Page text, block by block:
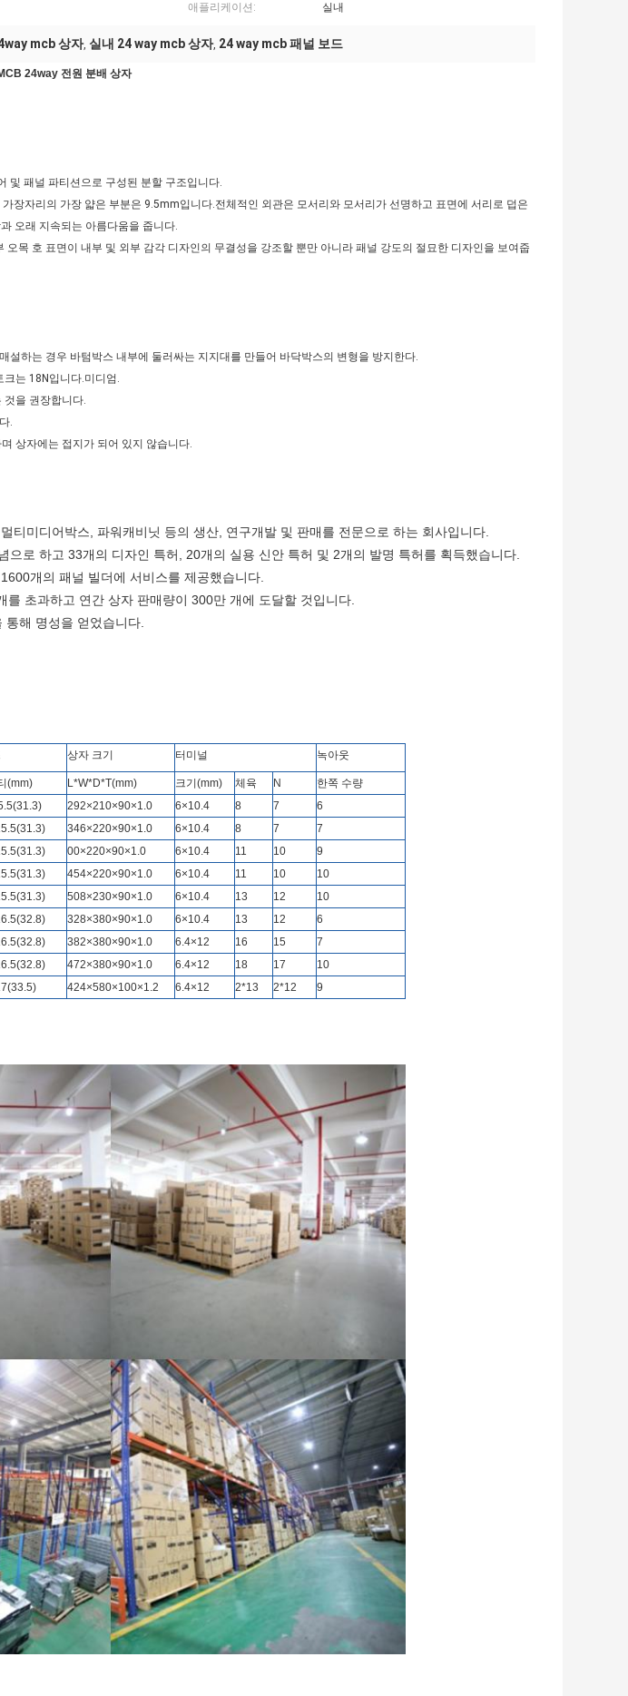
애플리케이션: 실내
mcb 상자, 실내 24 way mcb 상자, 24 way mcb 패널 보드
24way 전원 분배 상자
및 패널 파티션으로 구성된 분할 구조입니다.
장자리의 가장 얇은 부분은 9.5mm입니다.전체적인 외관은 모서리와 모서리가 선명하고 표면에 서리로 덥은
오래 지속되는 아름다움을 줍니다.
오목 호 표면이 내부 및 외부 감각 디자인의 무결성을 강조할 뿐만 아니라 패널 강도의 절묘한 디자인을 보여줍
설하는 경우 바텀박스 내부에 둘러싸는 지지대를 만들어 바닥박스의 변형을 방지한다.
는 18N입니다.미디엄.
것을 권장합니다.
.
상자에는 접지가 되어 있지 않습니다.
티미디어박스, 파워캐비닛 등의 생산, 연구개발 및 판매를 전문으로 하는 회사입니다.
으로 하고 33개의 디자인 특허, 20개의 실용 신안 특허 및 2개의 발명 특허를 획득했습니다.
개의 패널 빌더에 서비스를 제공했습니다.
를 초과하고 연간 상자 판매량이 300만 개에 도달할 것입니다.
해 명성을 얻었습니다.
상자 크기 터미널 녹아웃
(mm) L*W*D*T(mm) 크기(mm) 체육 N
한쪽 수량
292×210×90×1.0 6×10.4 8 7
6
346×220×90×1.0 6×10.4 8 7
7
00×220×90×1.0 6×10.4 11 10
9
454×220×90×1.0 6×10.4 11 10
10
508×230×90×1.0 6×10.4 13 12
10
328×380×90×1.0 6×10.4 13 12
6
382×380×90×1.0 6.4×12 16 15
7
472×380×90×1.0 6.4×12 18 17
10
424×580×100×1.2 6.4×12 2*13 2*12 9